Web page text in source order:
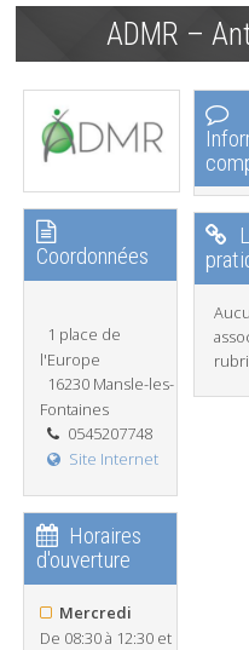
ADMR –
Coordonnées
1 place de
l'Europe
16230 Mansle-les-
Fontaines
0545207748
Site Internet
Horaires
d'ouverture
Mercredi
De 08:30 à 12:30 et